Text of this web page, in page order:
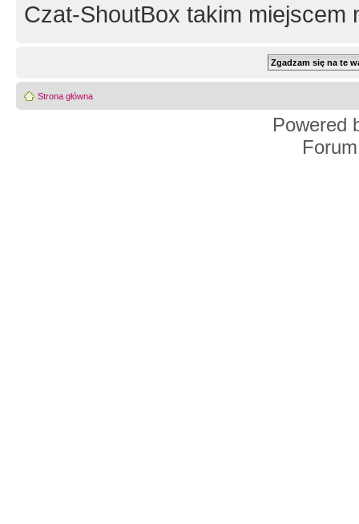
Czat-ShoutBox takim miejscem
Strona główna
Powered